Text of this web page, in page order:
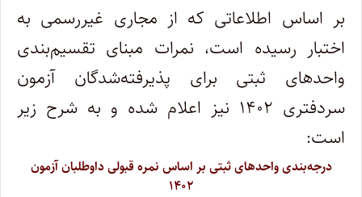
بر اساس اطلاعاتی که از مجاری غیررسمی به
اختبار رسیده است، نمرات مبنای تقسیم‌بندی
واحدهای ثبتی برای پذیرفته‌شدگان آزمون
سردفتری ۱۴۰۲ نیز اعلام شده و به شرح زیر
است:
درجه‌بندی واحدهای ثبتی بر اساس نمره قبولی داوطلبان آزمون
۱۴۰۲